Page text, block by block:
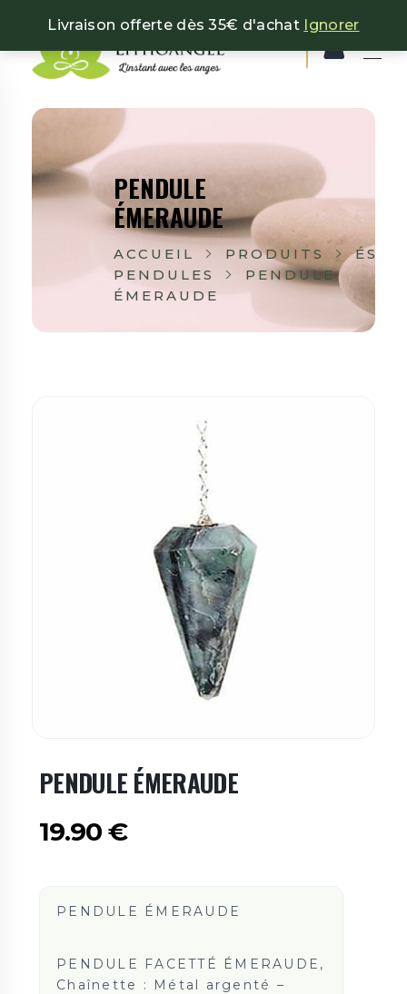
Livraison offerte dès 35€ d'achat Ignorer
ACCUEIL PRODUITS
PENDULES
PENDULE
ÉMERAUDE
PENDULE
ÉMERAUDE
PENDULE ÉMERAUDE
19.90 €
PENDULE ÉMERAUDE
PENDULE FACETTÉ ÉMERAUDE,
Chaînette : Métal argenté –